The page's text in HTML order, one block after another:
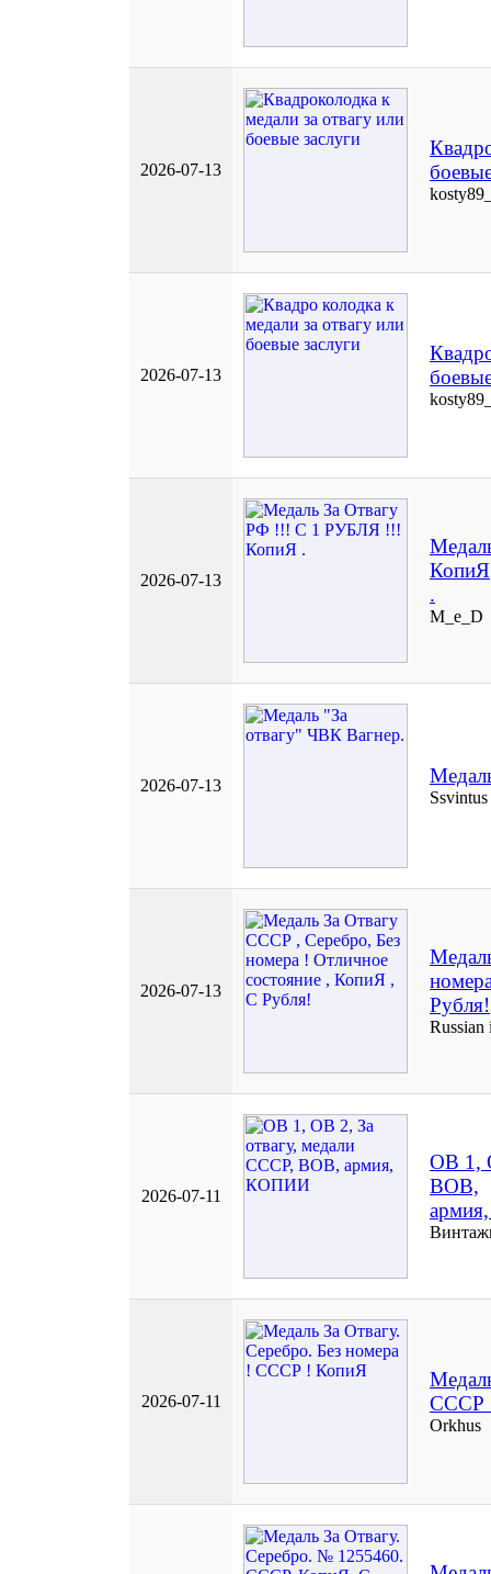
2026-07-13
2026-07-13
2026-07-13
КопиЯ
.
M_e_D
2026-07-13
Ssvintus
2026-07-13
Рубля!
Russian
2026-07-11
ОВ 1,
ВОВ,
2026-07-11
СССР
Orkhus